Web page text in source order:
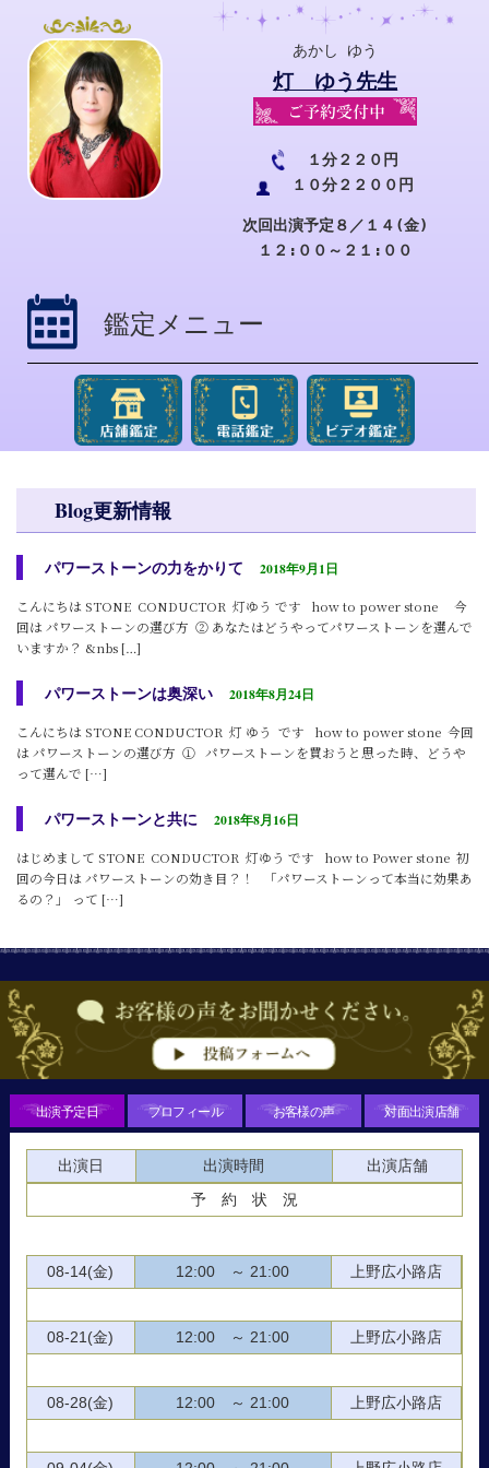
あかし ゆう
灯 ゆう先生
１分２２０円
１０分２２００円
次回出演予定８／１４(金)
１２:００～２１:００
鑑定メニュー
Blog更新情報
パワーストーンの力をかりて 2018年9月1日
こんにちは STONE CONDUCTOR 灯ゆう です how to power stone 今
回は パワーストーンの選び方 ② あなたはどうやってパワーストーンを選んで
いますか？ &nbs […]
パワーストーンは奥深い 2018年8月24日
こんにちは STONE CONDUCTOR 灯 ゆう です how to power stone 今回
は パワーストーンの選び方 ① パワーストーンを買おうと思った時、どうや
って選んで […]
パワーストーンと共に 2018年8月16日
はじめまして STONE CONDUCTOR 灯ゆう です how to Power stone 初
回の今日は パワーストーンの効き目？！ 「パワーストーンって本当に効果あ
るの？」 って […]
出演予定日
出演日 出演時間
出演店舗
予 約 状 況
08-14(金) 12:00 ～ 21:00 上野広小路店
08-21(金) 12:00 ～ 21:00 上野広小路店
08-28(金) 12:00 ～ 21:00 上野広小路店
プロフィール お客様の声 対面出演店舗